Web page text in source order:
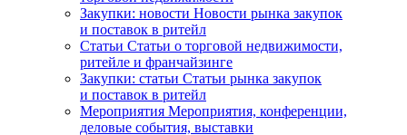
Закупки: новости Новости рынка закупок
и поставок в ритейл
Статьи Статьи о торговой недвижимости,
ритейле и франчайзинге
Закупки: статьи Статьи рынка закупок
и поставок в ритейл
Мероприятия Мероприятия, конференции,
деловые события, выставки